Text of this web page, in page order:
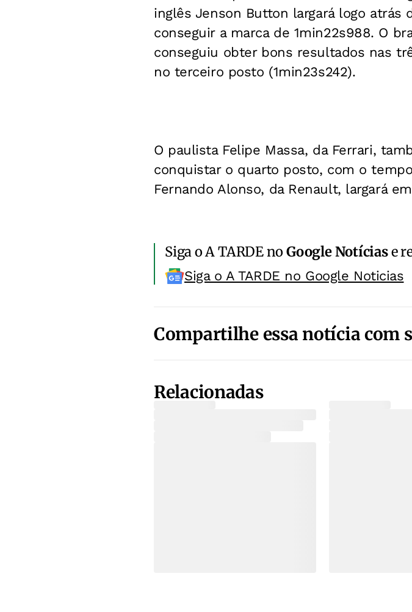
inglês Jenson Button largará logo atrás
conseguir a marca de 1min22s988. O
conseguiu obter bons resultados nas
no terceiro posto (1min23s242).
O paulista Felipe Massa, da Ferrari,
conquistar o quarto posto, com o
Fernando Alonso, da Renault, largará
Siga o A TARDE noGoogle Notíciase
Siga o A TARDE no Google Noticias
Compartilhe essa notícia com
Relacionadas